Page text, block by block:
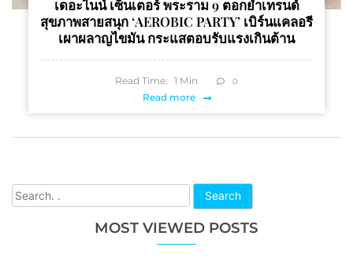
Search
MOST VIEWED POSTS
เดอะไนน์ เซ็นเตอร์ พระราม 9 ตอกย้ำเทรนด์
สุขภาพสายสนุก ‘AEROBIC PARTY’ เบิร์นแคลอรี
เผาผลาญไขมัน กระแสตอบรับแรงเกินต้าน
Read Time: 1 Min 0
Read more